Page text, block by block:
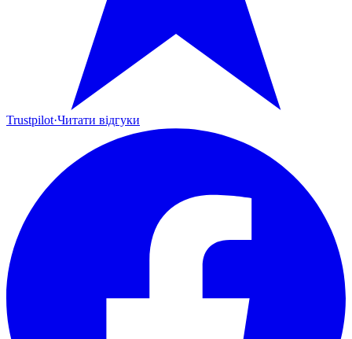
Trustpilot·Читати відгуки